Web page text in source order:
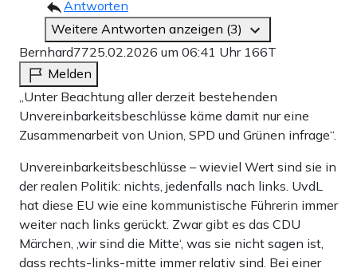
Antworten
Weitere Antworten anzeigen (3)
Bernhard7725.02.2026 um 06:41 Uhr 166T
Melden
„Unter Beachtung aller derzeit bestehenden
Unvereinbarkeitsbeschlüsse käme damit nur eine
Zusammenarbeit von Union, SPD und Grünen infrage“.
Unvereinbarkeitsbeschlüsse – wieviel Wert sind sie in
der realen Politik: nichts, jedenfalls nach links. UvdL
hat diese EU wie eine kommunistische Führerin immer
weiter nach links gerückt. Zwar gibt es das CDU
Märchen, ‚wir sind die Mitte‘, was sie nicht sagen ist,
dass rechts-links-mitte immer relativ sind. Bei einer